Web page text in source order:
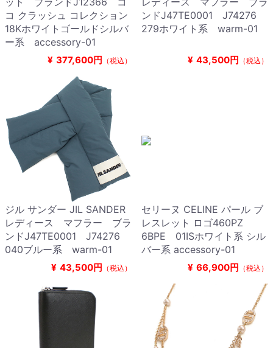
コ クラッシュ コレクション
18Kホワイトゴールドシルバ
ー系 accessory-01
¥ 377,600円 （税込）
ンドJ47TE0001 J74276
279ホワイト系 warm-01
¥ 43,500円 （税込）
ジル サンダー JIL SANDER
レディース マフラー ブラ
ンドJ47TE0001 J74276
040ブルー系 warm-01
¥ 43,500円 （税込）
セリーヌ CELINE パール ブ
レスレット ロゴ460PZ
6BPE 01ISホワイト系 シル
バー系 accessory-01
¥ 66,900円 （税込）